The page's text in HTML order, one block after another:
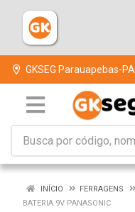
GKSEG Parauapebas-PA
INÍCIO FERRAGENS
BATERIA 9V PANASONIC